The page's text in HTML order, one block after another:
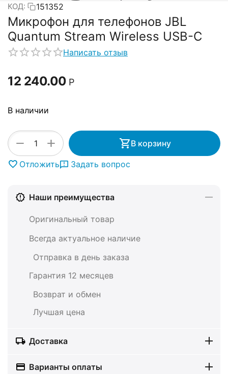
КОД: 151352
Микрофон для телефонов JBL
Quantum Stream Wireless USB-C
Написать отзыв
12 240.00 Р
В наличии
+
− В корзину
Отложить Задать вопрос
Наши преимущества
Оригинальный товар
Всегда актуальное наличие
Отправка в день заказа
Гарантия 12 месяцев
Возврат и обмен
Лучшая цена
Доставка
Варианты оплаты